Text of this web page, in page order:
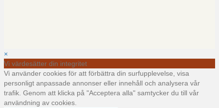
×
Vi värdesätter din integritet
Vi använder cookies för att förbättra din surfupplevelse, visa
personligt anpassade annonser eller innehåll och analysera vår
trafik. Genom att klicka på "Acceptera alla" samtycker du till vår
användning av cookies.